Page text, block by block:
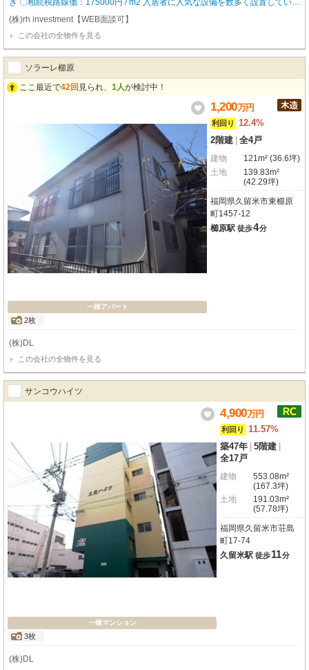
き 〇相続税路線価：175000円 / m2 入居者に人気な設備を数多く設置している
ので、入居率も高く どなたにも気に入って頂ける物件となっております。 ▼
物件仕様▼ ☆全室IoT完備の利便性が高いアパート ・スマホ対応可能なオート
ロック ・窓に取り付ける防犯センサー ・あらゆる家電が操作できるスマート
リモコン ・バストイレ別 ・追い炊き機能 ・独立洗面台 【robothomeグルー
プ】 ・東証上場企業グループ会社 ・仕入、設計、施工、販売、管理、ワンス
トップ ・金融機関のご相談も承ります。
(株)rh investment【WEB面談可】
この会社の全物件を見る
ソラーレ櫛原
ここ最近で42回 見られ、 1人が検討中！
一棟アパート
2枚
1,200万円
利回り
12.4%
2階建 全4戸
建物
121m² (36.6坪)
土地
139.83m²
(42.29坪)
福岡県久留米市東櫛原
町1457-12
櫛原駅 徒歩4分
(株)DL
この会社の全物件を見る
サンコウハイツ
一棟マンション
3枚
4,900万円
利回り
11.57%
築47年 5階建
全17戸
建物
553.08m²
(167.3坪)
土地
191.03m²
(57.78坪)
福岡県久留米市荘島
町17-74
久留米駅 徒歩11分
(株)DL